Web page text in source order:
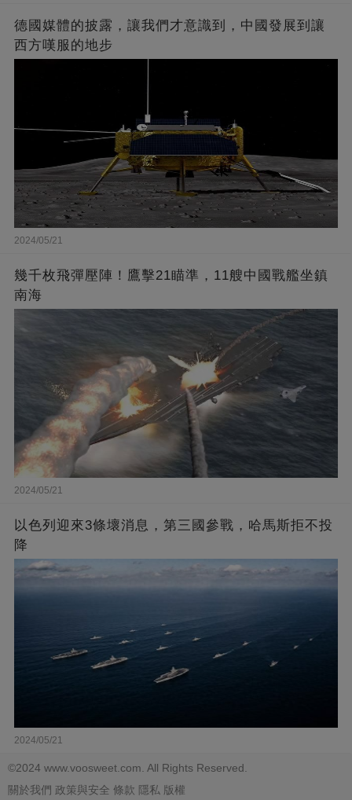
德國媒體的披露，讓我們才意識到，中國發展到讓
西方嘆服的地步
2024/05/21
幾千枚飛彈壓陣！鷹擊21瞄準，11艘中國戰艦坐鎮
南海
2024/05/21
以色列迎來3條壞消息，第三國參戰，哈馬斯拒不投
降
2024/05/21
©2024 www.voosweet.com. All Rights Reserved.
關於我們 政策與安全 條款 隱私 版權